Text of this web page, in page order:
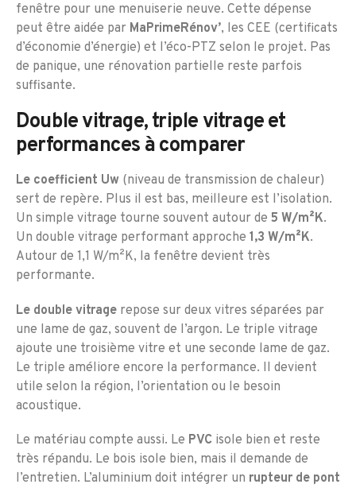
fenêtre pour une menuiserie neuve. Cette dépense
peut être aidée par MaPrimeRénov’, les CEE (certificats
d’économie d’énergie) et l’éco-PTZ selon le projet. Pas
de panique, une rénovation partielle reste parfois
suffisante.
Double vitrage, triple vitrage et
performances à comparer
Le coefficient Uw (niveau de transmission de chaleur)
sert de repère. Plus il est bas, meilleure est l’isolation.
Un simple vitrage tourne souvent autour de 5 W/m²K.
Un double vitrage performant approche 1,3 W/m²K.
Autour de 1,1 W/m²K, la fenêtre devient très
performante.
Le double vitrage repose sur deux vitres séparées par
une lame de gaz, souvent de l’argon. Le triple vitrage
ajoute une troisième vitre et une seconde lame de gaz.
Le triple améliore encore la performance. Il devient
utile selon la région, l’orientation ou le besoin
acoustique.
Le matériau compte aussi. Le PVC isole bien et reste
très répandu. Le bois isole bien, mais il demande de
l’entretien. L’aluminium doit intégrer un rupteur de pont